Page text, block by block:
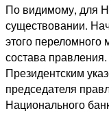
По видимому, для
существовании.
этого
состава правления.
Президентским
председателя
Национального